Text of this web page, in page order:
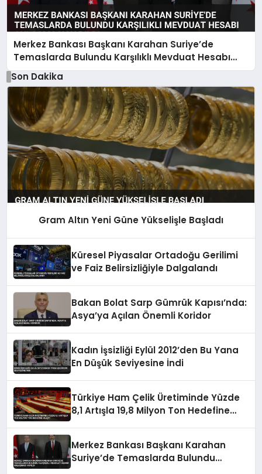
Merkez Bankası Başkanı Karahan Suriye’de
Temaslarda Bulundu Karşılıklı Mevduat Hesabı
Anlaşması Yapıldı
Son Dakika
Gram Altın Yeni Güne Yükselişle Başladı
Küresel Piyasalar Ortadoğu Gerilimi
ve Faiz Belirsizliğiyle Dalgalandı
Bakan Bolat Sarp Gümrük Kapısı’nda:
Asya’ya Açılan Önemli Koridor
Kadın İşsizliği Eylül 2012’den Bu Yana
En Düşük Seviyesine İndi
Türkiye Ham Çelik Üretiminde Yüzde
8,1 Artışla 19,8 Milyon Ton Hedefine
Merkez Bankası Başkanı Karahan
Suriye’de Temaslarda Bulundu